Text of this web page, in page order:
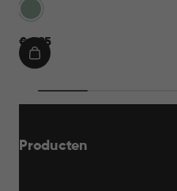
Groen
€
9,95
€ 9,95
IN
Producten